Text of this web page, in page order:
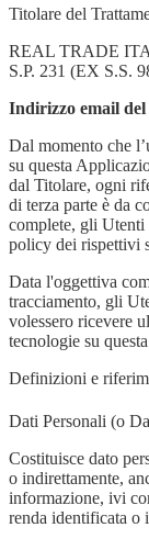
Titolare del
REAL TRADE
S.P. 231 (EX S.S.
Indirizzo email
Dal momento che
su questa
dal Titolare, ogni
di terza parte è da
complete, gli Utenti
policy dei rispettivi
Data l'oggettiva
tracciamento, gli
volessero ricevere
tecnologie su
Definizioni e
Dati Personali (o
Costituisce dato
o indirettamente,
informazione, ivi
renda identificata o